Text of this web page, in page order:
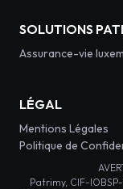
SOLUTIONS
Assurance-vie
LÉGAL
Mentions Légales
Politique de
Patrimy, CIF-